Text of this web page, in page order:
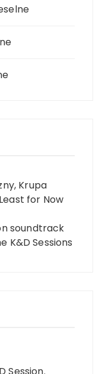
Krupa
for Now
soundtrack
K&D Sessions